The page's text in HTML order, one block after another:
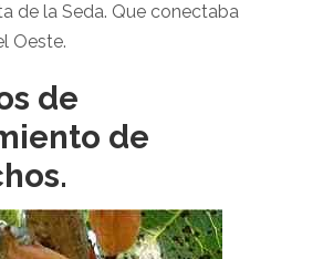
de la Seda. Que conectaba
Oeste.
de
de